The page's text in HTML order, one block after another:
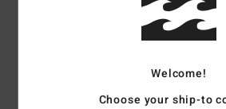
Triangle
Welcome!
Choose your ship-to